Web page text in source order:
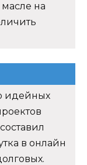
на
идейных
в онлайн